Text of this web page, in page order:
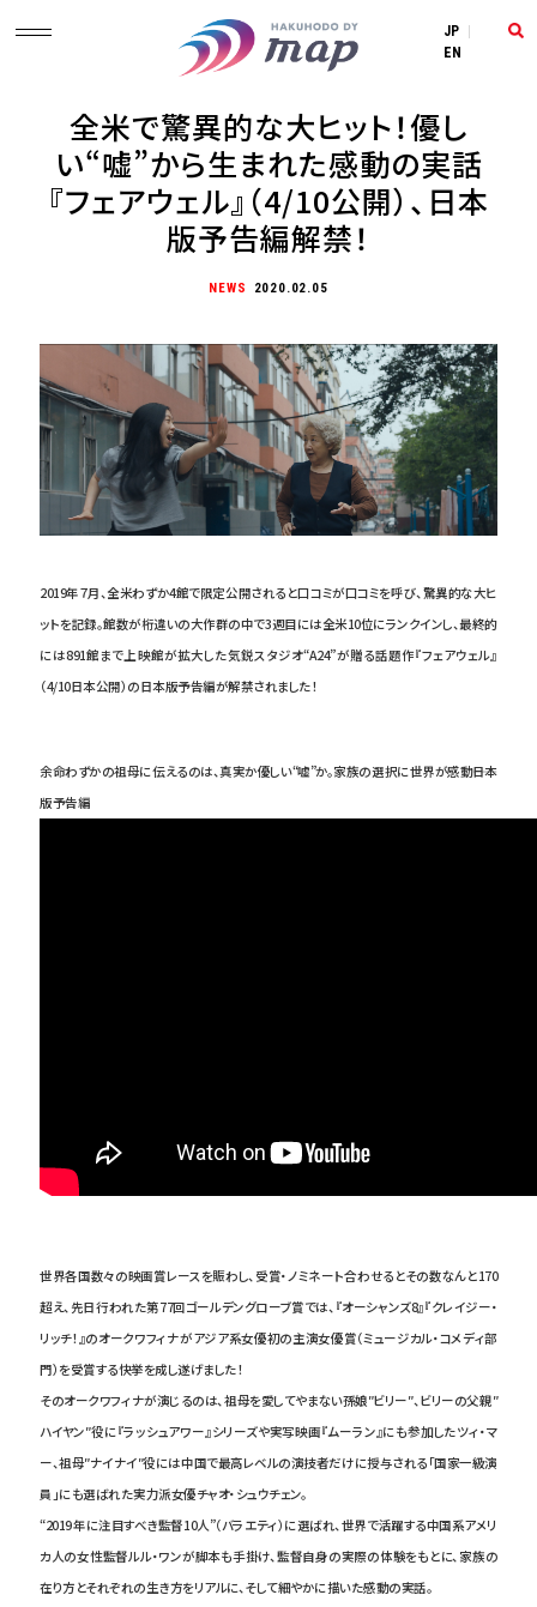
JP
EN
全米で驚異的な大ヒット！優し
い“嘘”から生まれた感動の実話
『フェアウェル』（4/10公開）、日本
版予告編解禁！
NEWS 2020.02.05
2019年７月、全米わずか4館で限定公開されると口コミが口コミを呼び、驚異的な大ヒ
ットを記録。館数が桁違いの大作群の中で3週目には全米10位にランクインし、最終的
には891館まで上映館が拡大した気鋭スタジオ“A24”が贈る話題作『フェアウェル』
（4/10日本公開）の日本版予告編が解禁されました！
余命わずかの祖母に伝えるのは、真実か優しい“嘘”か。家族の選択に世界が感動――日本
版予告編
世界各国数々の映画賞レースを賑わし、受賞・ノミネート合わせるとその数なんと170
超え、先日行われた第77回ゴールデングローブ賞では、『オーシャンズ8』『クレイジー・
リッチ！』のオークワフィナがアジア系女優初の主演女優賞（ミュージカル・コメディ部
門）を受賞する快挙を成し遂げました！
そのオークワフィナが演じるのは、祖母を愛してやまない孫娘″ビリー″、ビリーの父親″
ハイヤン″役に『ラッシュアワー』シリーズや実写映画『ムーラン』にも参加したツィ・マ
ー、祖母″ナイナイ″役には中国で最高レベルの演技者だけに授与される「国家一級演
員」にも選ばれた実力派女優チャオ・シュウチェン。
“2019 年に注目すべき監督10人”（バラエティ）に選ばれ、世界で活躍する中国系アメリ
カ人の女性監督ルル・ワンが脚本も手掛け、監督自身の実際の体験をもとに、家族の
在り方とそれぞれの生き方をリアルに、そして細やかに描いた感動の実話。